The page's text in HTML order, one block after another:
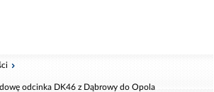
odcinka DK46 z Dąbrowy do Opola